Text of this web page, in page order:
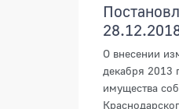
О внесении
декабря 2013
имущества